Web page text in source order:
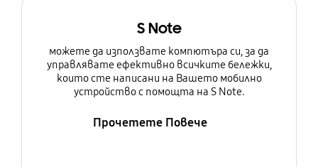
S Note
можете да използвате компютъра си, за да
управлявате ефективно всичките бележки,
които сте написани на Вашето мобилно
устройство с помощта на S Note.
Прочетете Повече